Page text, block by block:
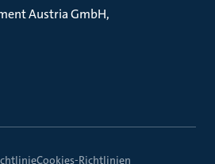
Austria GmbH
Cookies-Richtlinien